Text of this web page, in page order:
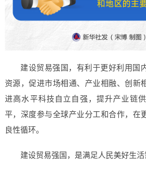
建设贸易强国，有利于更好利用国
资源，促进市场相通、产业相融、创新
进高水平科技自立自强，提升产业链
平，深度参与全球产业分工和合作，在
良性循环。
建设贸易强国，是满足人民美好生活